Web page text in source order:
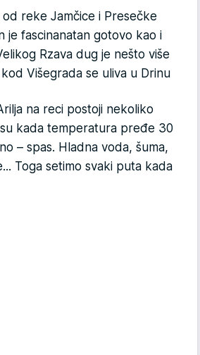
od reke Jamčice i Presečke
je fascinanatan gotovo kao i
Rzava dug je nešto više
Višegrada se uliva u Drinu
na reci postoji nekoliko
kada temperatura pređe 30
– spas. Hladna voda, šuma,
Toga setimo svaki puta kada